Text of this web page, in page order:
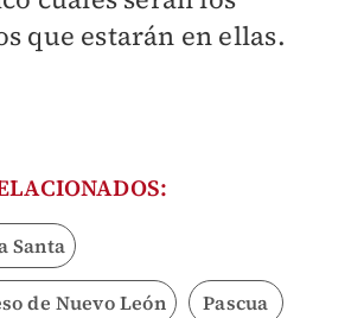
que estarán en ellas.
Santa
de Nuevo León Pascua